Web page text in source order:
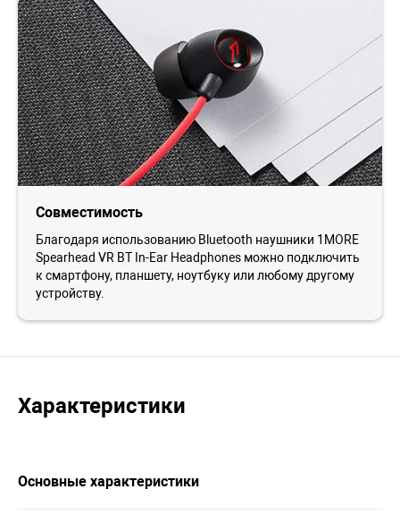
Совместимость
Благодаря использованию Bluetooth наушники 1MORE
Spearhead VR BT In-Ear Headphones можно подключить
к смартфону, планшету, ноутбуку или любому другому
устройству.
Характеристики
Основные характеристики